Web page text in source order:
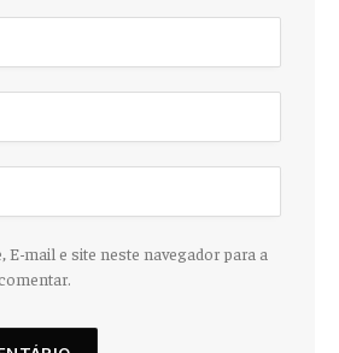
E-mail e site neste navegador para a